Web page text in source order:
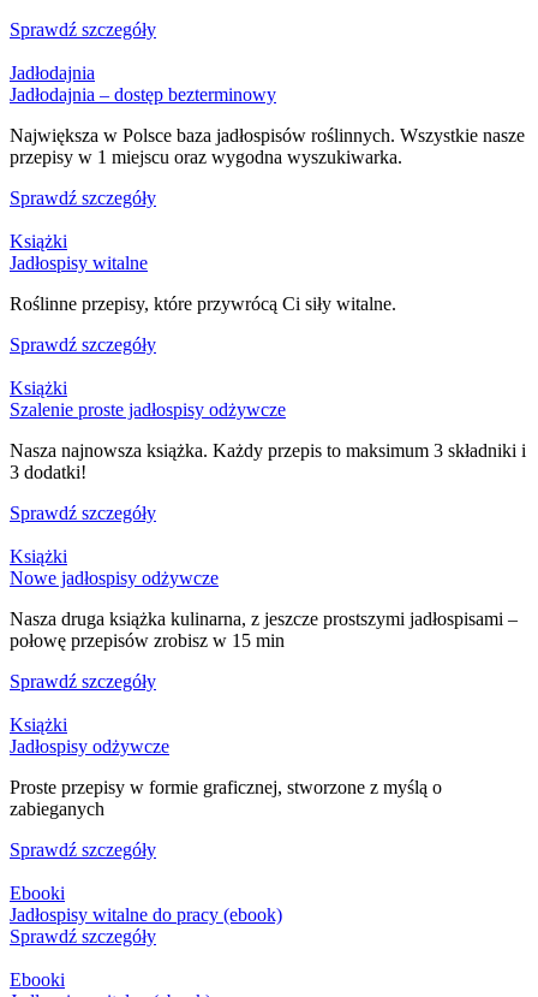
Sprawdź szczegóły
Jadłodajnia
Jadłodajnia – dostęp bezterminowy
Największa w Polsce baza jadłospisów roślinnych. Wszystkie nasze
przepisy w 1 miejscu oraz wygodna wyszukiwarka.
Sprawdź szczegóły
Książki
Jadłospisy witalne
Roślinne przepisy, które przywrócą Ci siły witalne.
Sprawdź szczegóły
Książki
Szalenie proste jadłospisy odżywcze
Nasza najnowsza książka. Każdy przepis to maksimum 3 składniki i
3 dodatki!
Sprawdź szczegóły
Książki
Nowe jadłospisy odżywcze
Nasza druga książka kulinarna, z jeszcze prostszymi jadłospisami –
połowę przepisów zrobisz w 15 min
Sprawdź szczegóły
Książki
Jadłospisy odżywcze
Proste przepisy w formie graficznej, stworzone z myślą o
zabieganych
Sprawdź szczegóły
Ebooki
Jadłospisy witalne do pracy (ebook)
Sprawdź szczegóły
Ebooki